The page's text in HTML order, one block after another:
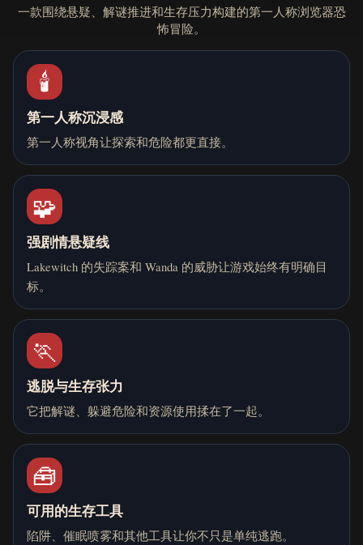
一款围绕悬疑、解谜推进和生存压力构建的第一人称浏览器恐
怖冒险。
🕯️
第一人称沉浸感
第一人称视角让探索和危险都更直接。
🧩
强剧情悬疑线
Lakewitch 的失踪案和 Wanda 的威胁让游戏始终有明确目
标。
🏃
逃脱与生存张力
它把解谜、躲避危险和资源使用揉在了一起。
🧰
可用的生存工具
陷阱、催眠喷雾和其他工具让你不只是单纯逃跑。